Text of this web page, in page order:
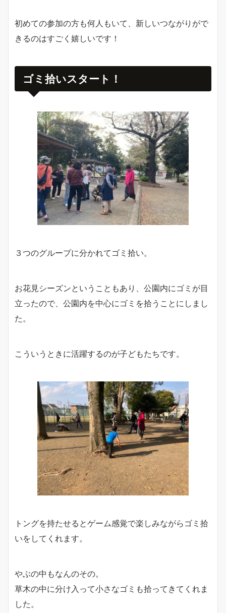
初めての参加の方も何人もいて、新しいつながりがで
きるのはすごく嬉しいです！
ゴミ拾いスタート！
３つのグループに分かれてゴミ拾い。
お花見シーズンということもあり、公園内にゴミが目
立ったので、公園内を中心にゴミを拾うことにしまし
た。
こういうときに活躍するのが子どもたちです。
トングを持たせるとゲーム感覚で楽しみながらゴミ拾
いをしてくれます。
やぶの中もなんのその。
草木の中に分け入って小さなゴミも拾ってきてくれま
した。